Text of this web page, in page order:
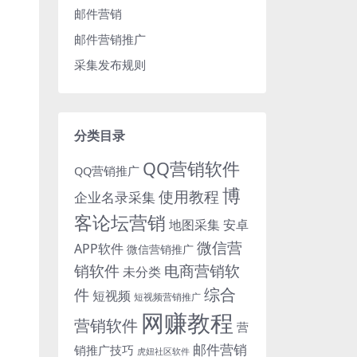
邮件营销
邮件营销推广
采集发布规则
分类目录
QQ营销推广 QQ营销软件
企业名录采集使用教程博
客论坛营销 地图采集安卓
APP软件 微信营销推广 微信营
销软件未分类 电商营销软
件短视频 短视频营销推广 综合
营销软件 网赚教程 营
销推广技巧 虎妞社区软件 邮件营销